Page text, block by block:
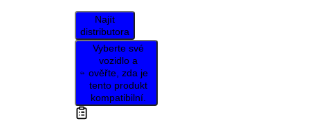
Najít
distributora
Vyberte své
vozidlo a
ověřte, zda je
tento produkt
kompatibilní.